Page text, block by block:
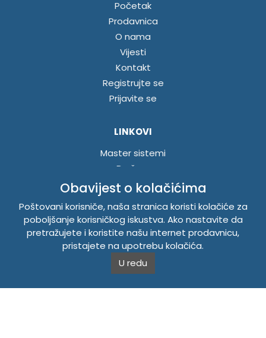
Početak
Prodavnica
O nama
Vijesti
Kontakt
Registrujte se
Prijavite se
LINKOVI
Master sistemi
Brošure
Akcije
INFORMACIJE
Politika o kolačićima
Uslovi korištenja
Politika privatnosti
Obavijest o kolačićima
Poštovani korisniče, naša stranica koristi kolačiće za
poboljšanje korisničkog iskustva. Ako nastavite da
pretražujete i koristite našu internet prodavnicu,
pristajete na upotrebu kolačića.
U redu